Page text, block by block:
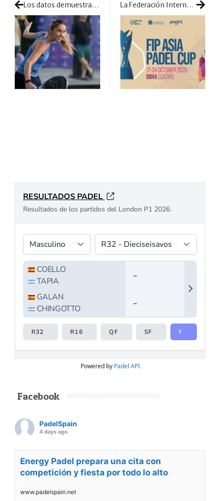
Los datos demuestran que el pádel es un fenómeno global: se inaugura una pista nueva cada 2,5 horas La Federación Internacional de Pádel presenta una nueva competición: llega a Catar la FIP Asia Padel Cup
Powered by Padel API
Facebook
PadelSpain
4 days ago
Energy Padel prepara una cita con
competición y fiesta por todo lo alto
www.padelspain.net